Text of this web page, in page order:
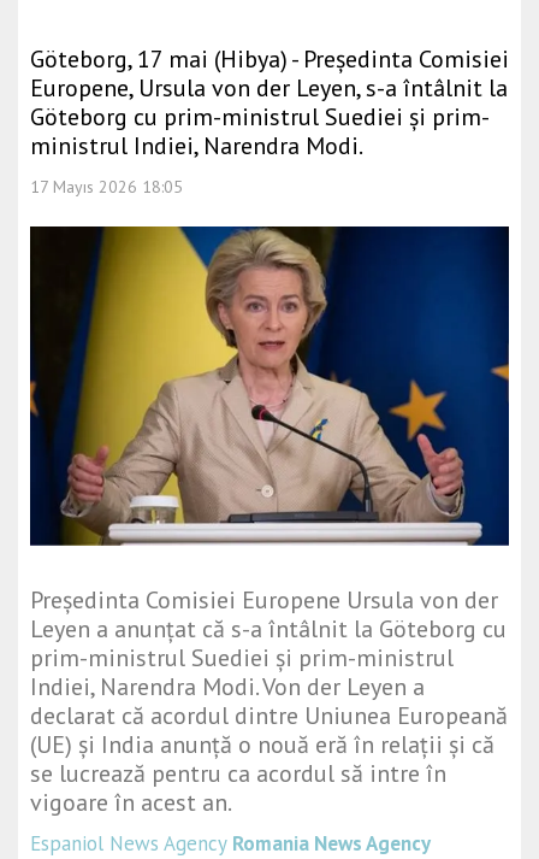
Göteborg, 17 mai (Hibya) - Președinta Comisiei
Europene, Ursula von der Leyen, s-a întâlnit la
Göteborg cu prim-ministrul Suediei și prim-
ministrul Indiei, Narendra Modi.
17 Mayıs 2026 18:05
Președinta Comisiei Europene Ursula von der
Leyen a anunțat că s-a întâlnit la Göteborg cu
prim-ministrul Suediei și prim-ministrul
Indiei, Narendra Modi. Von der Leyen a
declarat că acordul dintre Uniunea Europeană
(UE) și India anunță o nouă eră în relații și că
se lucrează pentru ca acordul să intre în
vigoare în acest an.
Espaniol News Agency Romania News Agency